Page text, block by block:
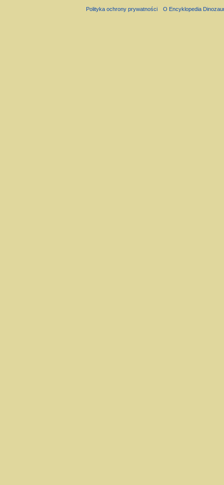
Polityka ochrony prywatności O Encyklopedia